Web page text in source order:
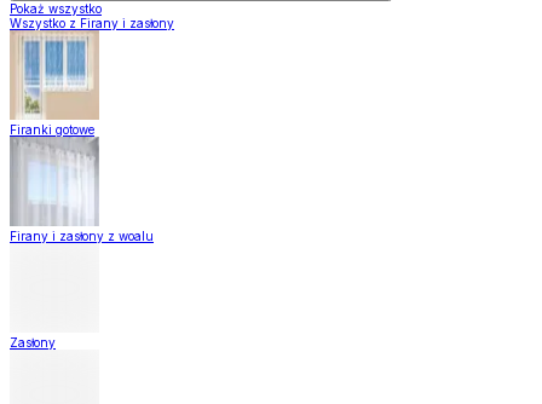
Pokaż wszystko
Wszystko z Firany i zasłony
Firanki gotowe
Firany i zasłony z woalu
Zasłony